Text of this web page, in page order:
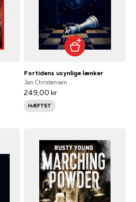
Fortidens usynlige lænker
Jan Christensen
249,00 kr
HÆFTET